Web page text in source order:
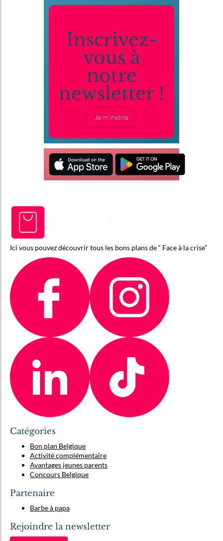
Inscrivez-
vous à
notre
newsletter !
Je m'inscris
Ici vous pouvez découvrir tous les bons plans de “ Face à la crise”
Catégories
Bon plan Belgique
Activité complémentaire
Avantages jeunes parents
Concours Belgique
Partenaire
Barbe à papa
Rejoindre la newsletter